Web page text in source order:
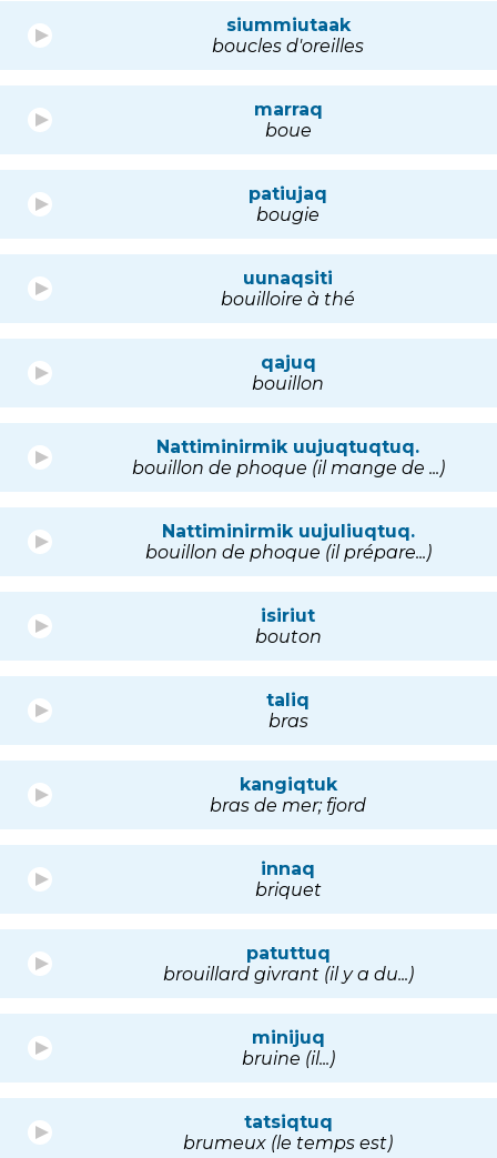
siummiutaak
boucles d'oreilles
marraq
boue
patiujaq
bougie
uunaqsiti
bouilloire à thé
qajuq
bouillon
Nattiminirmik uujuqtuqtuq.
bouillon de phoque (il mange de ...)
Nattiminirmik uujuliuqtuq.
bouillon de phoque (il prépare...)
isiriut
bouton
taliq
bras
kangiqtuk
bras de mer; fjord
innaq
briquet
patuttuq
brouillard givrant (il y a du...)
minijuq
bruine (il...)
tatsiqtuq
brumeux (le temps est)